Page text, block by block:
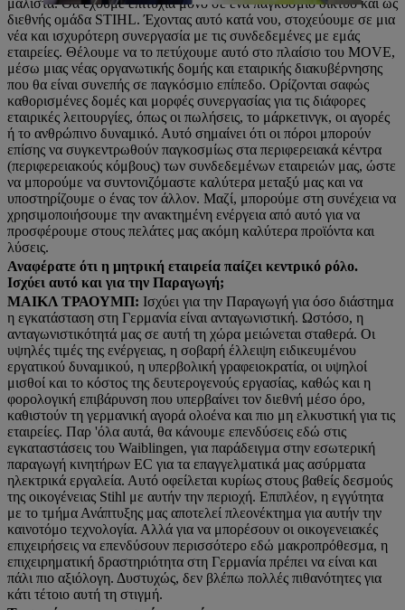
μάλιστα. Θα έχουμε επιτυχία μόνο σε ένα παγκόσμιο δίκτυο και ως
διεθνής ομάδα STIHL. Έχοντας αυτό κατά νου, στοχεύουμε σε μια
νέα και ισχυρότερη συνεργασία με τις συνδεδεμένες με εμάς
εταιρείες. Θέλουμε να το πετύχουμε αυτό στο πλαίσιο του MOVE,
μέσω μιας νέας οργανωτικής δομής και εταιρικής διακυβέρνησης
που θα είναι συνεπής σε παγκόσμιο επίπεδο. Ορίζονται σαφώς
καθορισμένες δομές και μορφές συνεργασίας για τις διάφορες
εταιρικές λειτουργίες, όπως οι πωλήσεις, το μάρκετινγκ, οι αγορές
ή το ανθρώπινο δυναμικό. Αυτό σημαίνει ότι οι πόροι μπορούν
επίσης να συγκεντρωθούν παγκοσμίως στα περιφερειακά κέντρα
(περιφερειακούς κόμβους) των συνδεδεμένων εταιρειών μας, ώστε
να μπορούμε να συντονιζόμαστε καλύτερα μεταξύ μας και να
υποστηρίζουμε ο ένας τον άλλον. Μαζί, μπορούμε στη συνέχεια να
χρησιμοποιήσουμε την ανακτημένη ενέργεια από αυτό για να
προσφέρουμε στους πελάτες μας ακόμη καλύτερα προϊόντα και
λύσεις.
Αναφέρατε ότι η μητρική εταιρεία παίζει κεντρικό ρόλο.
Ισχύει αυτό και για την Παραγωγή;
ΜΑΙΚΛ ΤΡΑΟΥΜΠ: Ισχύει για την Παραγωγή για όσο διάστημα
η εγκατάσταση στη Γερμανία είναι ανταγωνιστική. Ωστόσο, η
ανταγωνιστικότητά μας σε αυτή τη χώρα μειώνεται σταθερά. Οι
υψηλές τιμές της ενέργειας, η σοβαρή έλλειψη ειδικευμένου
εργατικού δυναμικού, η υπερβολική γραφειοκρατία, οι υψηλοί
μισθοί και το κόστος της δευτερογενούς εργασίας, καθώς και η
φορολογική επιβάρυνση που υπερβαίνει τον διεθνή μέσο όρο,
καθιστούν τη γερμανική αγορά ολοένα και πιο μη ελκυστική για τις
εταιρείες. Παρ 'όλα αυτά, θα κάνουμε επενδύσεις εδώ στις
εγκαταστάσεις του Waiblingen, για παράδειγμα στην εσωτερική
παραγωγή κινητήρων EC για τα επαγγελματικά μας ασύρματα
ηλεκτρικά εργαλεία. Αυτό οφείλεται κυρίως στους βαθείς δεσμούς
της οικογένειας Stihl με αυτήν την περιοχή. Επιπλέον, η εγγύτητα
με το τμήμα Ανάπτυξης μας αποτελεί πλεονέκτημα για αυτήν την
καινοτόμο τεχνολογία. Αλλά για να μπορέσουν οι οικογενειακές
επιχειρήσεις να επενδύσουν περισσότερο εδώ μακροπρόθεσμα, η
επιχειρηματική δραστηριότητα στη Γερμανία πρέπει να είναι και
πάλι πιο αξιόλογη. Δυστυχώς, δεν βλέπω πολλές πιθανότητες για
κάτι τέτοιο αυτή τη στιγμή.